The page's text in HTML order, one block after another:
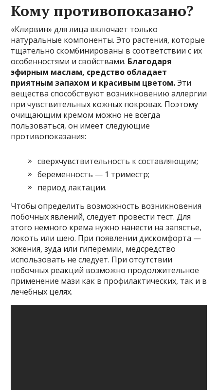
Кому противопоказано?
«Клирвин» для лица включает только
натуральные компоненты. Это растения, которые
тщательно скомбинированы в соответствии с их
особенностями и свойствами. Благодаря
эфирным маслам, средство обладает
приятным запахом и красивым цветом.Эти
вещества способствуют возникновению аллергии
при чувствительных кожных покровах. Поэтому
очищающим кремом можно не всегда
пользоваться, он имеет следующие
противопоказания:
сверхчувствительность к составляющим;
беременность — 1 триместр;
период лактации.
Чтобы определить возможность возникновения
побочных явлений, следует провести тест. Для
этого немного крема нужно нанести на запястье,
локоть или шею. При появлении дискомфорта —
жжения, зуда или гиперемии, медсредство
использовать не следует. При отсутствии
побочных реакций возможно продолжительное
применение мази как в профилактических, так и в
лечебных целях.